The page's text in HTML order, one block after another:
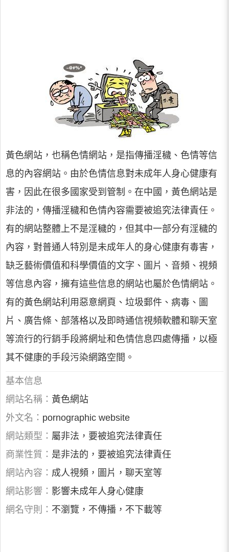
黃色網站，也稱色情網站，是指傳播淫穢、色情等信
息的內容網站。由於色情信息對未成年人身心健康有
害，因此在很多國家受到管制。在中國，黃色網站是
非法的，傳播淫穢和色情內容需要被追究法律責任。
有的網站整體上不是淫穢的，但其中一部分有淫穢的
內容，對普通人特別是未成年人的身心健康有毒害，
缺乏藝術價值和科學價值的文字、圖片、音頻、視頻
等信息內容，擁有這些信息的網站也屬於色情網站。
有的黃色網站利用惡意網頁、垃圾郵件、病毒、圖
片、廣告條、部落格以及即時通信視頻軟體和聊天室
等流行的行銷手段將網址和色情信息四處傳播，以極
其不健康的手段污染網路空間。
基本信息
網站名稱： 黃色網站
外文名： pornographic website
網站類型： 屬非法，要被追究法律責任
商業性質： 是非法的，要被追究法律責任
網站內容： 成人視頻，圖片，聊天室等
網站影響： 影響未成年人身心健康
網名守則： 不瀏覽，不傳播，不下載等